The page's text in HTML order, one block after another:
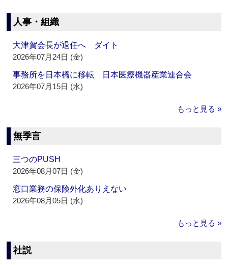
人事・組織
大津賀会長が退任へ ダイト
2026年07月24日 (金)
事務所を日本橋に移転 日本医療機器産業連合会
2026年07月15日 (水)
もっと見る »
無季言
三つのPUSH
2026年08月07日 (金)
窓口業務の保険外化ありえない
2026年08月05日 (水)
もっと見る »
社説